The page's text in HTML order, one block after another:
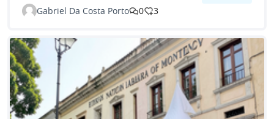
Gabriel Da Costa Porto 0 3